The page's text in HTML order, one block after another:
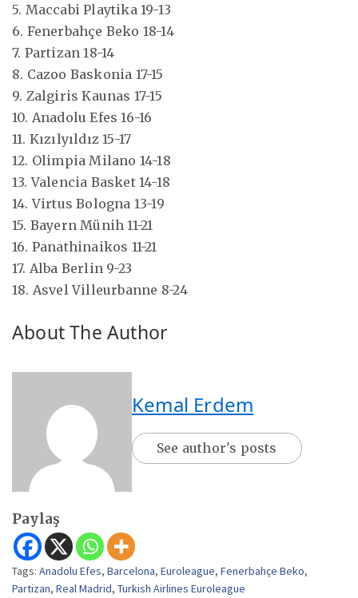
5. Maccabi Playtika 19-13
6. Fenerbahçe Beko 18-14
7. Partizan 18-14
8. Cazoo Baskonia 17-15
9. Zalgiris Kaunas 17-15
10. Anadolu Efes 16-16
11. Kızılyıldız 15-17
12. Olimpia Milano 14-18
13. Valencia Basket 14-18
14. Virtus Bologna 13-19
15. Bayern Münih 11-21
16. Panathinaikos 11-21
17. Alba Berlin 9-23
18. Asvel Villeurbanne 8-24
About The Author
Kemal Erdem
See author's posts
Paylaş
Tags: Anadolu Efes, Barcelona, Euroleague, Fenerbahçe Beko,
Partizan, Real Madrid, Turkish Airlines Euroleague